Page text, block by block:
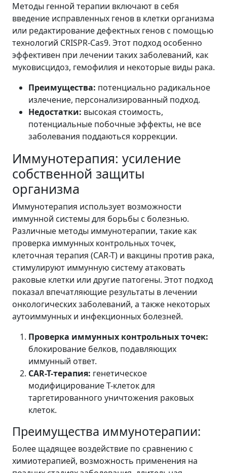
Методы генной терапии включают в себя
введение исправленных генов в клетки организма
или редактирование дефектных генов с помощью
технологий CRISPR-Cas9. Этот подход особенно
эффективен при лечении таких заболеваний, как
муковисцидоз, гемофилия и некоторые виды рака.
Преимущества: потенциально радикальное
излечение, персонализированный подход.
Недостатки: высокая стоимость,
потенциальные побочные эффекты, не все
заболевания поддаються коррекции.
Иммунотерапия: усиление
собственной защиты
организма
Иммунотерапия использует возможности
иммунной системы для борьбы с болезнью.
Различные методы иммунотерапии, такие как
проверка иммунных контрольных точек,
клеточная терапия (CAR-T) и вакцины против рака,
стимулируют иммунную систему атаковать
раковые клетки или другие патогены. Этот подход
показал впечатляющие результаты в лечении
онкологических заболеваний, а также некоторых
аутоиммунных и инфекционных болезней.
Проверка иммунных контрольных точек:
блокирование белков, подавляющих
иммунный ответ.
CAR-T-терапия: генетическое
модифицирование Т-клеток для
таргетированного уничтожения раковых
клеток.
Преимущества иммунотерапии:
Более щадящее воздействие по сравнению с
химиотерапией, возможность применения на